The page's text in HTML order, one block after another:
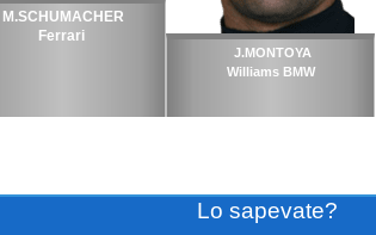
M.SCHUMACHER
Ferrari
J.MONTOYA
Williams BMW
Lo sapevate?